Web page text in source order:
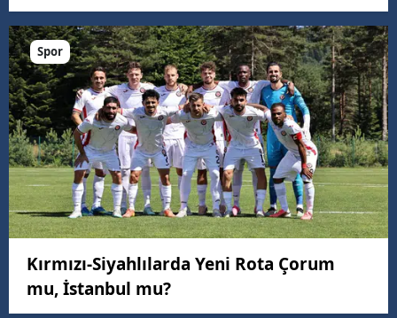
Spor
Kırmızı-Siyahlılarda Yeni Rota Çorum
mu, İstanbul mu?